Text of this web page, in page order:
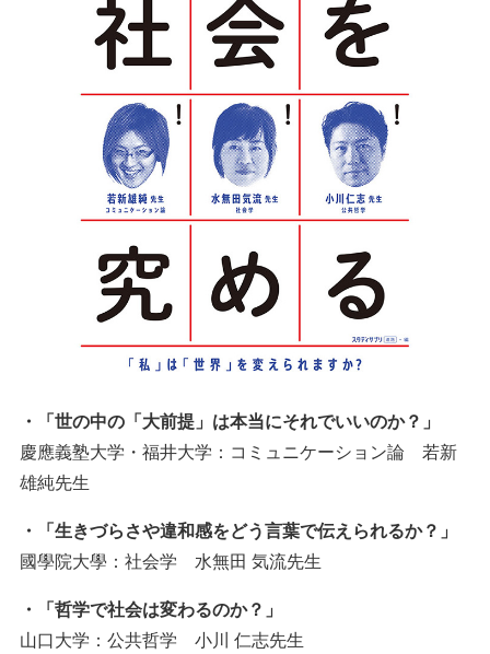
・「世の中の「大前提」は本当にそれでいいのか？」
慶應義塾大学・福井大学：コミュニケーション論 若新
雄純先生
・「生きづらさや違和感をどう言葉で伝えられるか？」
國學院大學：社会学 水無田 気流先生
・「哲学で社会は変わるのか？」
山口大学：公共哲学 小川 仁志先生